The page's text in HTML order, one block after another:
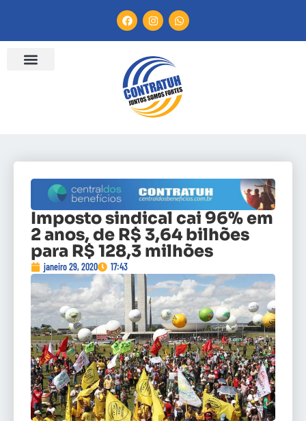
Imposto sindical cai 96% em
2 anos, de R$ 3,64 bilhões
para R$ 128,3 milhões
janeiro 29, 2020 17:43